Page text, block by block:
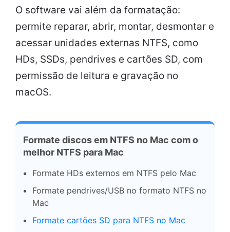
O software vai além da formatação:
permite reparar, abrir, montar, desmontar e
acessar unidades externas NTFS, como
HDs, SSDs, pendrives e cartões SD, com
permissão de leitura e gravação no
macOS.
Formate discos em NTFS no Mac com o
melhor NTFS para Mac
Formate HDs externos em NTFS pelo Mac
Formate pendrives/USB no formato NTFS no
Mac
Formate cartões SD para NTFS no Mac